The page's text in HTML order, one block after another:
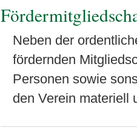
Neben der
fördernden
Personen sowie
den Verein materiell